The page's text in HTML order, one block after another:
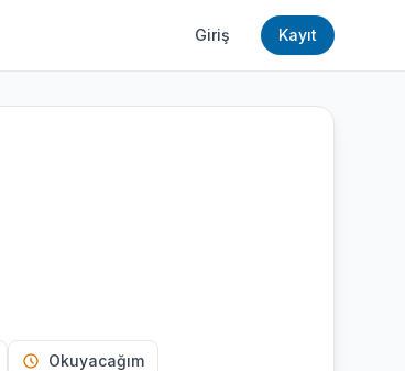
Giriş Kayıt
Okuyacağım